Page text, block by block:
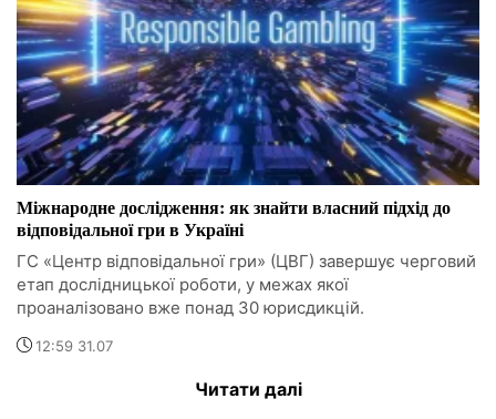
Міжнародне дослідження: як знайти власний підхід до
відповідальної гри в Україні
ГС «Центр відповідальної гри» (ЦВГ) завершує черговий
етап дослідницької роботи, у межах якої
проаналізовано вже понад 30 юрисдикцій.
12:59 31.07
Читати далі